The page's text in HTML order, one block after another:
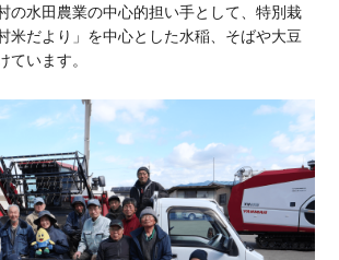
の水田農業の中心的担い手として、特別栽
米だより」を中心とした水稲、そばや大豆
ています。